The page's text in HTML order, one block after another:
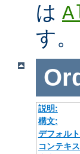
は
す。
説明:
構文:
デフォル
コンテキ